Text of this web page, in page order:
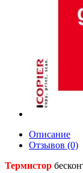
Описание
Отзывов (0)
Термистор